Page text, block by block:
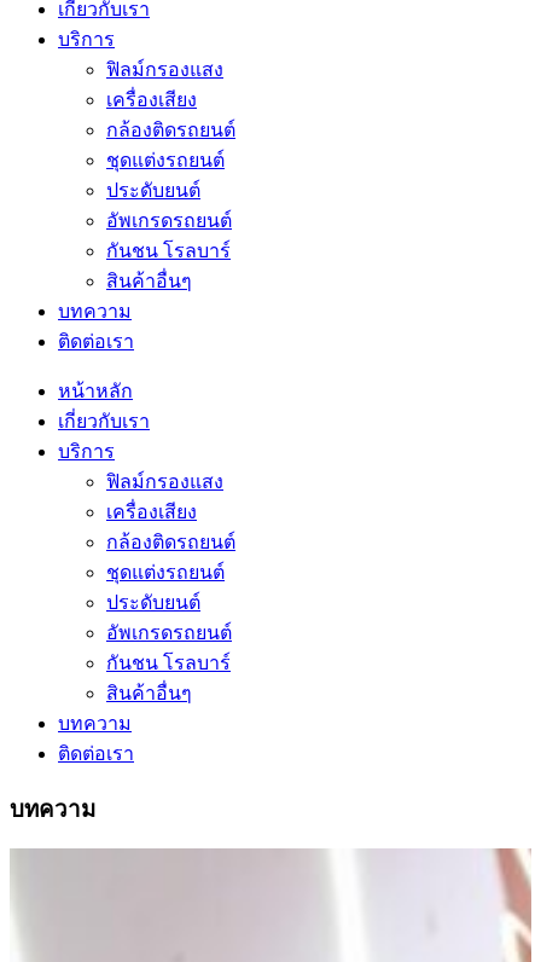
เกี่ยวกับเรา
บริการ
ฟิลม์กรองแสง
เครื่องเสียง
กล้องติดรถยนต์
ชุดแต่งรถยนต์
ประดับยนต์
อัพเกรดรถยนต์
กันชน โรลบาร์
สินค้าอื่นๆ
บทความ
ติดต่อเรา
หน้าหลัก
เกี่ยวกับเรา
บริการ
ฟิลม์กรองแสง
เครื่องเสียง
กล้องติดรถยนต์
ชุดแต่งรถยนต์
ประดับยนต์
อัพเกรดรถยนต์
กันชน โรลบาร์
สินค้าอื่นๆ
บทความ
ติดต่อเรา
บทความ